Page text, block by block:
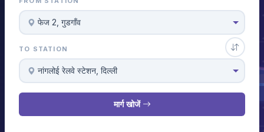
फेज 2, गुडगाँव
TO STATION
नांगलोई रेलवे स्टेशन, दिल्ली
मार्ग खोजें